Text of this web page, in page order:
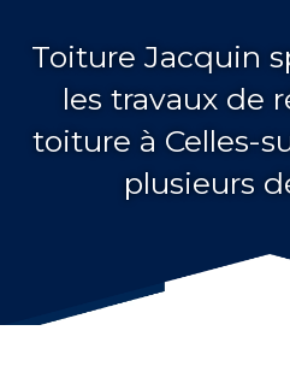
Toiture Jacquin
les travaux de
toiture à Celles-
plusieurs